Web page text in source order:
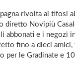
rivolta ai tifosi
Novipiù
abbonati e i negozi
fino a dieci
le Gradinate e